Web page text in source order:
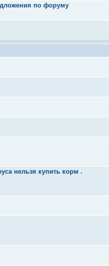
по форуму
нельзя купить корм .